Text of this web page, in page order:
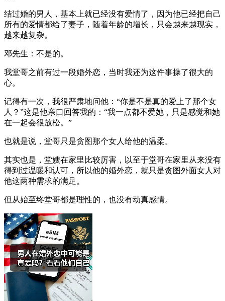
结过婚的男人，基本上就已经没有爱情了，因为他已经把自己
所有的爱情都给了妻子，随着年龄的增长，只会越来越现实，
越来越复杂。
邓先生：不是的。
我堂哥之前有过一段婚外恋，当时我还为这件事操了很大的
心。
记得有一次，我很严肃地问他：“你是不是真的爱上了那个女
人？”这是他亲口回答我的：“我一点都不爱她，只是感觉和她
在一起会很放松。”
也就是说，堂哥只是贪图那个女人给他的温柔。
其实也是，堂嫂在家里比较厉害，以至于堂哥在家里从来没有
得到过温暖和认可，所以他的婚外恋，就只是贪图外面女人对
他这两种需求的满足。
但从始至终堂哥都是理性的，也没有动真感情。